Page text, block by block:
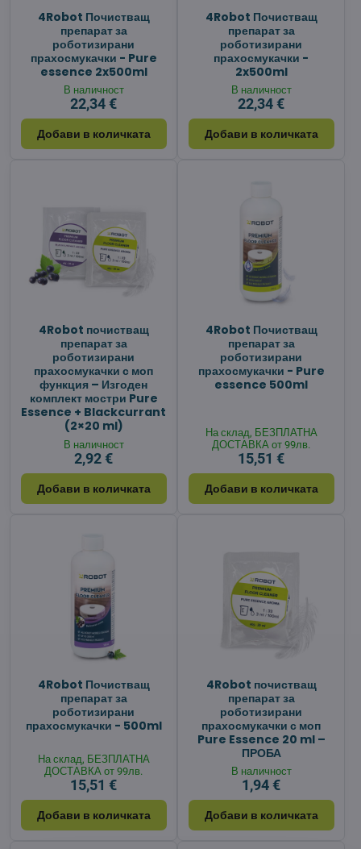
4Robot Почистващ
препарат за
роботизирани
прахосмукачки - Pure
essence 2x500ml
В наличност
22,34 €
Добави в количката
4Robot Почистващ
препарат за
роботизирани
прахосмукачки -
2x500ml
В наличност
22,34 €
Добави в количката
4Robot почистващ
препарат за
роботизирани
прахосмукачки с моп
функция – Изгоден
комплект мостри Pure
Essence + Blackcurrant
(2×20 ml)
В наличност
2,92 €
Добави в количката
4Robot Почистващ
препарат за
роботизирани
прахосмукачки - Pure
essence 500ml
На склад, БЕЗПЛАТНА
ДОСТАВКА от 99лв.
15,51 €
Добави в количката
4Robot Почистващ
препарат за
роботизирани
прахосмукачки - 500ml
На склад, БЕЗПЛАТНА
ДОСТАВКА от 99лв.
15,51 €
Добави в количката
4Robot почистващ
препарат за
роботизирани
прахосмукачки с моп
Pure Essence 20 ml –
ПРОБА
В наличност
1,94 €
Добави в количката